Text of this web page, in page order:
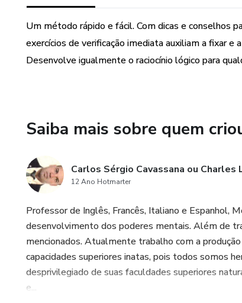
Um método rápido e fácil. Com dicas e conselhos
exercícios de verificação imediata auxiliam a fixar e
Desenvolve igualmente o raciocínio lógico para
Saiba mais sobre quem
Carlos Sérgio Cavassana ou Charles
12 Ano Hotmarter
Professor de Inglês, Francês, Italiano e Espanhol,
desenvolvimento dos poderes mentais. Além de
mencionados. Atualmente trabalho com a
capacidades superiores inatas, pois todos somos
desprivilegiado de suas faculdades superiores
e...